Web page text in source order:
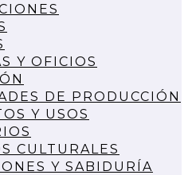
Y OFICIOS
DE PRODUCCIÓN
Y USOS
CULTURALES
Y SABIDURÍA